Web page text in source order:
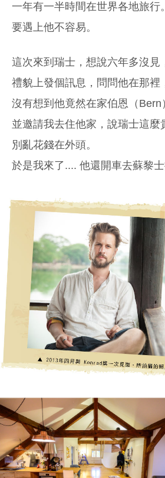
一年有一半時間在世界各地旅行。
要遇上他不容易。
這次來到瑞士，想說六年多沒見
禮貌上發個訊息，問問他在那裡
沒有想到他竟然在家伯恩（Bern
並邀請我去住他家，說瑞士這麼
別亂花錢在外頭。
於是我來了.... 他還開車去蘇黎士